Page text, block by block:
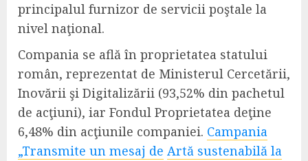
principalul furnizor de servicii poştale la
nivel naţional.
Compania se află în proprietatea statului
român, reprezentat de Ministerul Cercetării,
Inovării şi Digitalizării (93,52% din pachetul
de acţiuni), iar Fondul Proprietatea deţine
6,48% din acţiunile companiei. Campania
„Transmite un mesaj de Artă sustenabilă la